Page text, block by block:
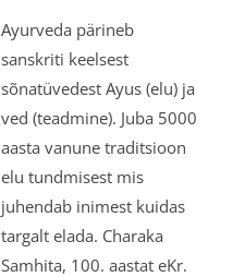
Ayurveda pärineb
sanskriti keelsest
sõnatüvedest Ayus (elu) ja
ved (teadmine). Juba 5000
aasta vanune traditsioon
elu tundmisest mis
juhendab inimest kuidas
targalt elada. Charaka
Samhita, 100. aastat eKr.